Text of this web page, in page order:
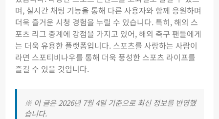
며, 실시간 채팅 기능을 통해 다른 사용자와 함께 응원하며
더욱 즐거운 시청 경험을 누릴 수 있습니다. 특히, 해외 스
포츠 리그 중계에 강점을 가지고 있어, 해외 축구 팬들에게
는 더욱 유용한 플랫폼입니다. 스포츠를 사랑하는 사람이
라면 스포티비나우를 통해 더욱 풍성한 스포츠 라이프를
즐길 수 있을 것입니다.
※ 이 글은 2026년 7월 4일 기준으로 최신 정보를 반영했
습니다.